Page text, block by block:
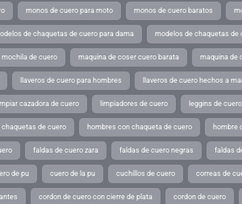
monos de cuero para moto monos de cuero baratos
de chaquetas de cuero para dama modelos de chaquetas de
mochila de cuero maquina de coser cuero barata maquina de
llaveros de cuero para hombres llaveros de cuero hechos a
cazadora de cuero limpiadores de cuero leggins de cuero
chaquetas de cuero hombres con chaqueta de cuero hombre
faldas de cuero zara faldas de cuero negras faldas
de pu cuero de la pu cuchillos de cuero correas de
cordon de cuero con cierre de plata cordon de cuero